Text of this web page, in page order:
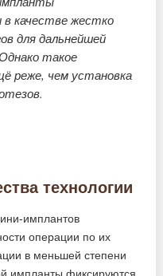
качестве жестко
для дальнейшей
такое
реже, чем установка
технологии
имплантов
операции по их
в меньшей степени